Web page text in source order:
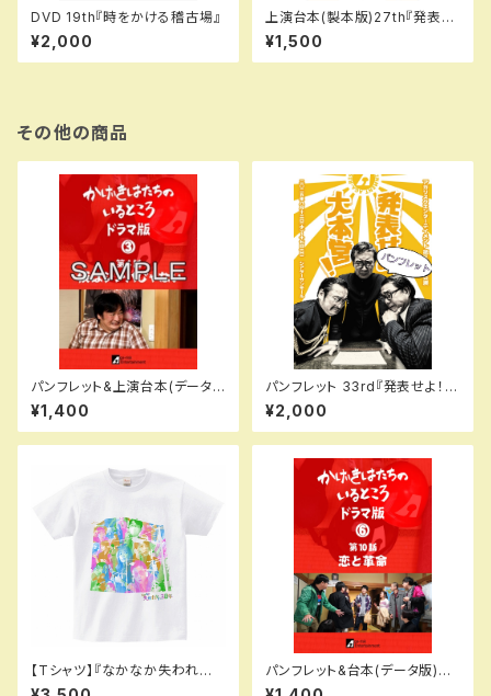
DVD 19th『時をかける稽古場』
¥2,000
上演台本(製本版)27th『発表せ
よ！大本営！』
¥1,500
その他の商品
パンフレット&上演台本(データ
版)かげきはたちのいるところ
【ドラマ版③】第4話「僕はシンパ
じゃない」
¥1,400
パンフレット 33rd『発表せよ！大
本営！』（再演）
¥2,000
【Tシャツ】『なかなか失われな
い30年』
パンフレット&台本(データ版)ド
ラマ版⑥第10話【恋と革命】